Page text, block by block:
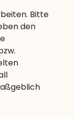
Bitte
den